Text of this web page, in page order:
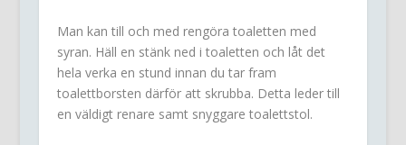
Man kan till och med rengöra toaletten med
syran. Häll en stänk ned i toaletten och låt det
hela verka en stund innan du tar fram
toalettborsten därför att skrubba. Detta leder till
en väldigt renare samt snyggare toalettstol.